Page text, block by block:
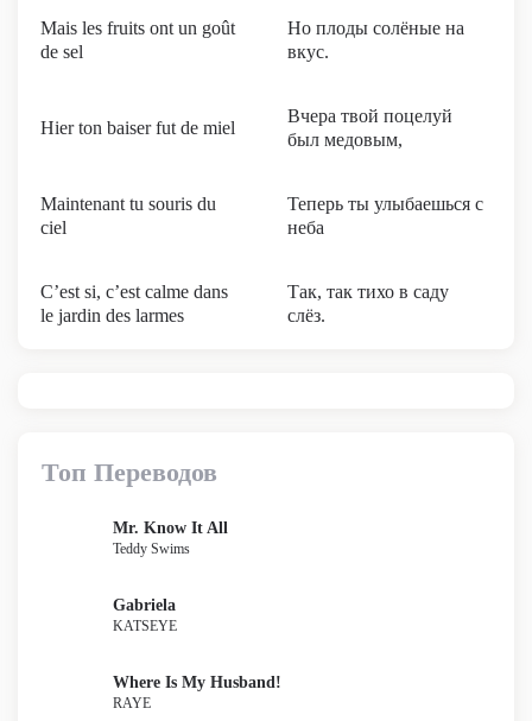
Mais les fruits ont un goût
de sel
Но плоды солёные на
вкус.
Hier ton baiser fut de miel
Вчера твой поцелуй
был медовым,
Maintenant tu souris du
ciel
Теперь ты улыбаешься с
неба
C’est si, c’est calme dans
le jardin des larmes
Так, так тихо в саду
слёз.
Топ Переводов
Mr. Know It All
Teddy Swims
Gabriela
KATSEYE
Where Is My Husband!
RAYE